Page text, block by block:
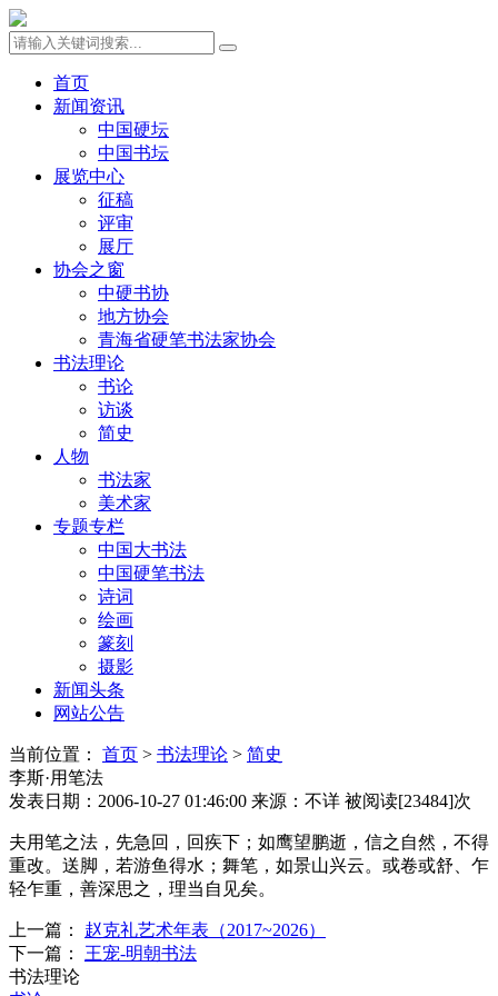
首页
新闻资讯
中国硬坛
中国书坛
展览中心
征稿
评审
展厅
协会之窗
中硬书协
地方协会
青海省硬笔书法家协会
书法理论
书论
访谈
简史
人物
书法家
美术家
专题专栏
中国大书法
中国硬笔书法
诗词
绘画
篆刻
摄影
新闻头条
网站公告
当前位置： 首页 > 书法理论 > 简史
李斯·用笔法
发表日期：2006-10-27 01:46:00 来源：不详 被阅读[23484]次
夫用笔之法，先急回，回疾下；如鹰望鹏逝，信之自然，不得
重改。送脚，若游鱼得水；舞笔，如景山兴云。或卷或舒、乍
轻乍重，善深思之，理当自见矣。
上一篇：
赵克礼艺术年表（2017~2026）
下一篇：
王宠-明朝书法
书法理论